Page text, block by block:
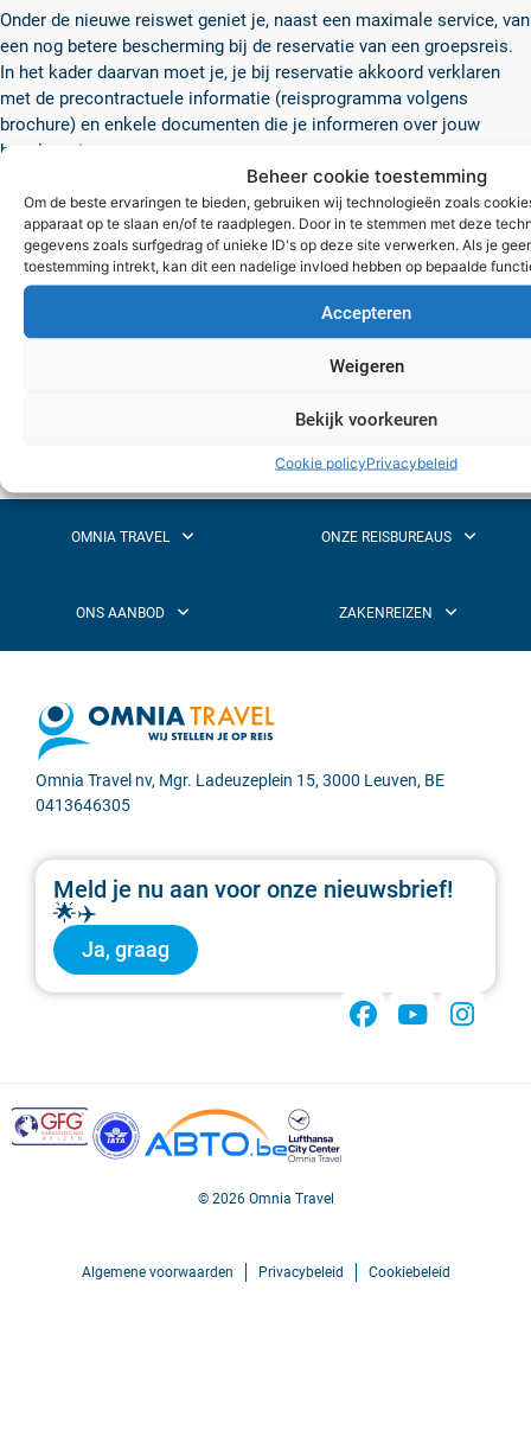
Beheer cookie toestemming
Om de beste ervaringen te bieden, gebruiken wij technologieën zoals
apparaat op te slaan en/of te raadplegen. Door in te stemmen met deze
gegevens zoals surfgedrag of unieke ID's op deze site verwerken. Als je
toestemming intrekt, kan dit een nadelige invloed hebben op bepaalde
Accepteren
Weigeren
Bekijk voorkeuren
Cookie policyPrivacybeleid
Onder de nieuwe reiswet geniet je, naast een maximale service, van
een nog betere bescherming bij de reservatie van een groepsreis.
In het kader daarvan moet je, je bij reservatie akkoord verklaren
met de precontractuele informatie (reisprogramma volgens
brochure) en enkele documenten die je informeren over jouw
bescherming.
Dat zijn de Algemeneen Bijzondere Reisvoorwaardenvan Omnia
Travel, hetStandaardinformatieformulier,VAB Verzekeringspolisen
IPID-fiche VAB reisverzekering(indien voor jouw reis van
toepassing en op aanvraag uit het pakket haalbaar tot twee weken
na de boeking).
Na jouw akkoord, in de laatste stap van het boekingsproces, kun je
Omnia Travel nv, Mgr. Ladeuzeplein 15, 3000 Leuven, BE
0413646305
Meld je nu aan voor onze nieuwsbrief!
🌟✈️
Ja, graag
© 2026 Omnia Travel
Algemene voorwaarden Privacybeleid Cookiebeleid